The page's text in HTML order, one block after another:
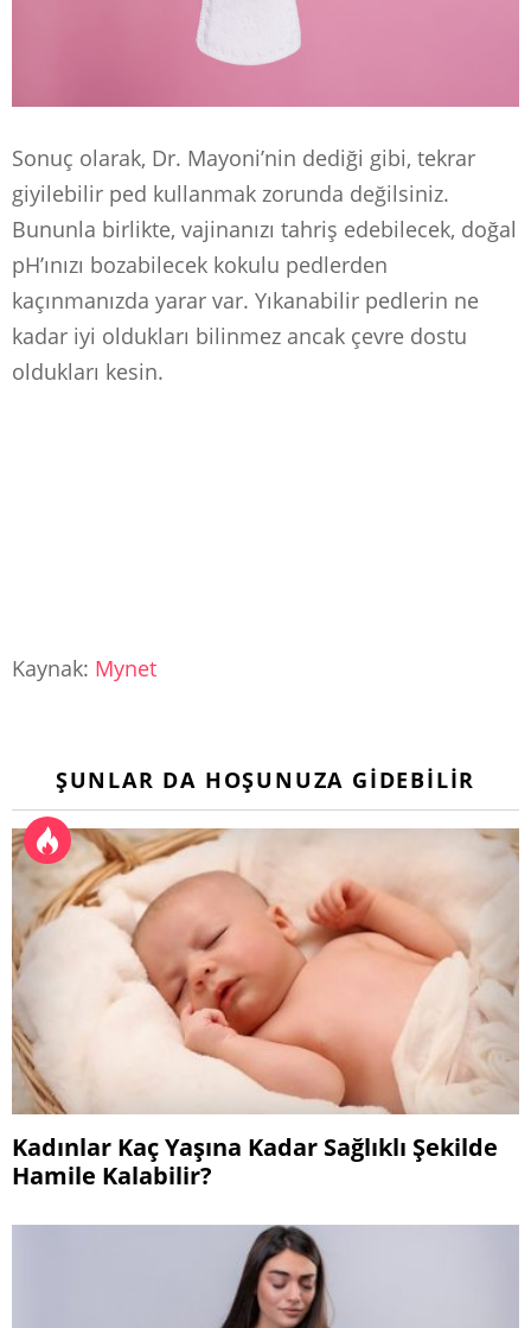
Sonuç olarak, Dr. Mayoni’nin dediği gibi, tekrar
giyilebilir ped kullanmak zorunda değilsiniz.
Bununla birlikte, vajinanızı tahriş edebilecek, doğal
pH’ınızı bozabilecek kokulu pedlerden
kaçınmanızda yarar var. Yıkanabilir pedlerin ne
kadar iyi oldukları bilinmez ancak çevre dostu
oldukları kesin.
Kaynak: Mynet
ŞUNLAR DA HOŞUNUZA GIDEBILIR
Kadınlar Kaç Yaşına Kadar Sağlıklı Şekilde
Hamile Kalabilir?